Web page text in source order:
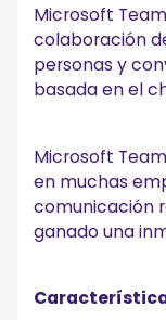
Microsoft
colaboración
personas y
basada en el
Microsoft
en muchas
comunicación
ganado una